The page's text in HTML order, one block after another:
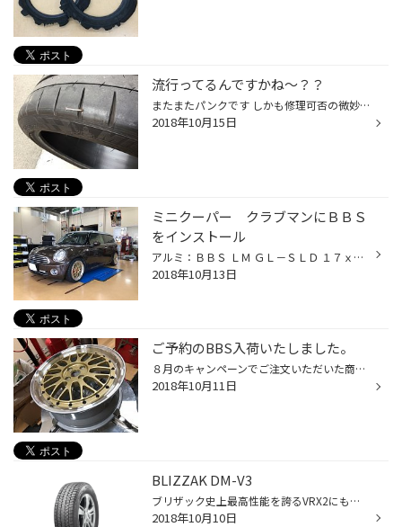
流行ってるんですかね～？？
またまたパンクです しかも修理可否の微妙なところ・・・・ 最近、この箇所のパンクが多いです 流行ではないのでしょうが、皆さまもお気をつけ下さい この場所は、当店では修理をお勧めしておりません 乗車前点検、しましょうね 何か刺さっているかもですよ！？
2018年10月15日
ミニクーパー クラブマンにＢＢＳ
をインストール
アルミ：ＢＢＳ ＬＭ ＧＬ－ＳＬＤ １７ｘ７．０ ４８ ４/１００ タイヤ：２０５/４５Ｒ１７ ネオクラシックなクラブマンになりました。
2018年10月13日
ご予約のBBS入荷いたしました。
８月のキャンペーンでご注文いただいた商品が入荷いたしました。 ＢＢＳ ＬＭ ＧＬ－ＳＬＤ 本日タイヤを組みつけております。
2018年10月11日
BLIZZAK DM-V3
ブリザック史上最高性能を誇るVRX2にも採用されている 「アクティブ発泡ゴム2」を搭載。 水路の表面を親水性※素材でコーティングし、気泡の内壁に沿って水を入り込みやすくすることで、タイヤが滑る原因である路面の水膜を積極的に除去する「アクティブ発泡ゴム」をさらに進化させたVRX2でも採用の...
2018年10月10日